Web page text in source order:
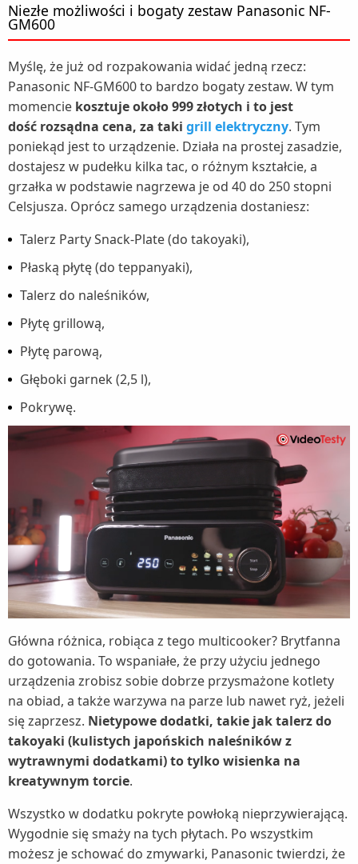
Niezłe możliwości i bogaty zestaw Panasonic NF-
GM600
Myślę, że już od rozpakowania widać jedną rzecz:
Panasonic NF-GM600 to bardzo bogaty zestaw. W tym
momencie kosztuje około 999 złotych i to jest
dość rozsądna cena, za taki grill elektryczny. Tym
poniekąd jest to urządzenie. Działa na prostej zasadzie,
dostajesz w pudełku kilka tac, o różnym kształcie, a
grzałka w podstawie nagrzewa je od 40 do 250 stopni
Celsjusza. Oprócz samego urządzenia dostaniesz:
Talerz Party Snack-Plate (do takoyaki),
Płaską płytę (do teppanyaki),
Talerz do naleśników,
Płytę grillową,
Płytę parową,
Głęboki garnek (2,5 l),
Pokrywę.
Główna różnica, robiąca z tego multicooker? Brytfanna
do gotowania. To wspaniałe, że przy użyciu jednego
urządzenia zrobisz sobie dobrze przysmażone kotlety
na obiad, a także warzywa na parze lub nawet ryż, jeżeli
się zaprzesz. Nietypowe dodatki, takie jak talerz do
takoyaki (kulistych japońskich naleśników z
wytrawnymi dodatkami) to tylko wisienka na
kreatywnym torcie.
Wszystko w dodatku pokryte powłoką nieprzywierającą.
Wygodnie się smaży na tych płytach. Po wszystkim
możesz je schować do zmywarki, Panasonic twierdzi, że